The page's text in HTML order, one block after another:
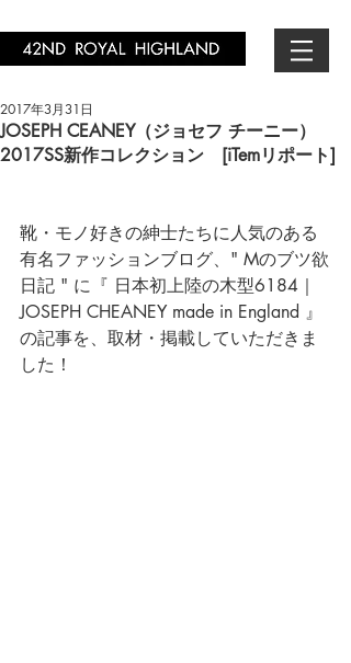
JOSEPH CEANEY（ジョセフ チーニー）
2017SS新作コレクション [iTemリポート]
2017年3月31日
靴・モノ好きの紳士たちに人気のある
有名ファッションブログ、" Mのブツ欲
日記 " に『 日本初上陸の木型6184｜
JOSEPH CHEANEY made in England 』
の記事を、取材・掲載していただきま
した！